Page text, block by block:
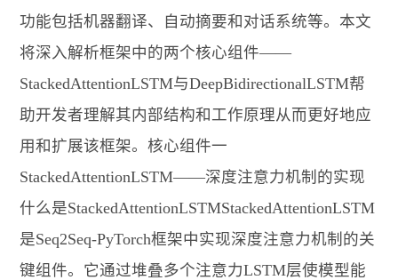
功能包括机器翻译、自动摘要和对话系统等。本文
将深入解析框架中的两个核心组件——
StackedAttentionLSTM与DeepBidirectionalLSTM帮
助开发者理解其内部结构和工作原理从而更好地应
用和扩展该框架。核心组件一
StackedAttentionLSTM——深度注意力机制的实现
什么是StackedAttentionLSTMStackedAttentionLSTM
是Seq2Seq-PyTorch框架中实现深度注意力机制的关
键组件。它通过堆叠多个注意力LSTM层使模型能